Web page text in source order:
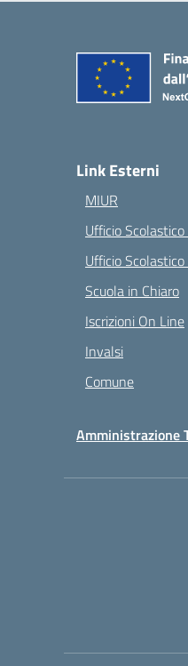
Link Esterni
MIUR
Ufficio
Ufficio
Scuola in Chiaro
Iscrizioni On Line
Invalsi
Comune
Amministrazione